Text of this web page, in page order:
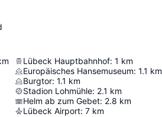
Lübeck Hauptbahnhof: 1 km
Europäisches Hansemuseum: 1.1 km
Burgtor: 1.1 km
Stadion Lohmühle: 2.1 km
Helm ab zum Gebet: 2.8 km
Lübeck Airport: 7 km